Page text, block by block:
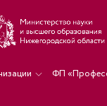
ФП